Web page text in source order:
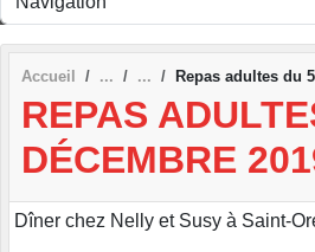
Accueil Repas adultes du
REPAS
DÉCEMBRE
Dîner chez Nelly et Susy à Saint-